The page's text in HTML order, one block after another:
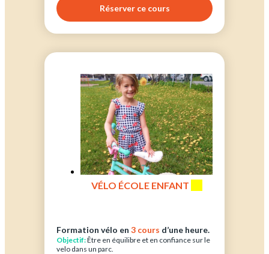
Réserver ce cours
VÉLO ÉCOLE ENFANT
Formation vélo en 3 cours d’une heure.
Objectif:Être en équilibre et en confiance sur le
velo dans un parc.